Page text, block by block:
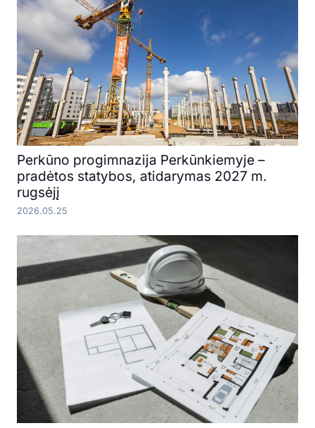
Perkūno progimnazija Perkūnkiemyje –
pradėtos statybos, atidarymas 2027 m.
rugsėjį
2026.05.25